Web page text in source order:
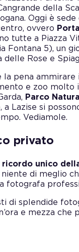
della
Oggi è
ovvero
tutte a Piazza
Fontana 5), un
delle Rose e
pena
e zoo molto
Parco
a Lazise si
Vediamole.
privato
ricordo unico
di meglio
fotografa
di splendide
e mezza che